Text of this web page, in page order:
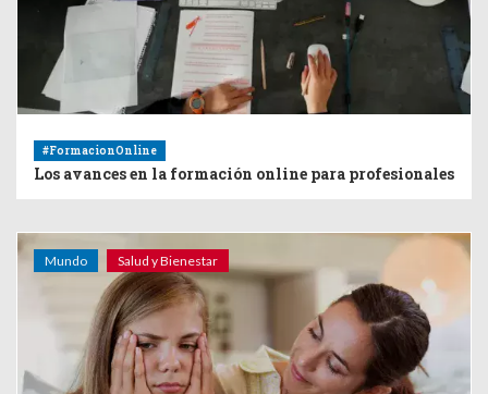
#FormacionOnline
Los avances en la formación online para profesionales
Mundo Salud y Bienestar